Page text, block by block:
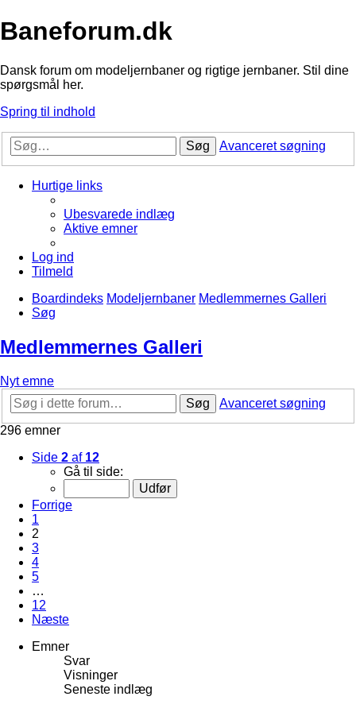
Baneforum.dk
Dansk forum om modeljernbaner og rigtige jernbaner. Stil dine
spørgsmål her.
Spring til indhold
Søg Avanceret søgning
Hurtige links
Ubesvarede indlæg
Aktive emner
Log ind
Tilmeld
Boardindeks Modeljernbaner Medlemmernes Galleri
Søg
Medlemmernes Galleri
Nyt emne
Søg
Avanceret søgning
296 emner
Side 2 af 12
Gå til side:
Forrige
1
2
3
4
5
…
12
Næste
Emner
Svar
Visninger
Seneste indlæg